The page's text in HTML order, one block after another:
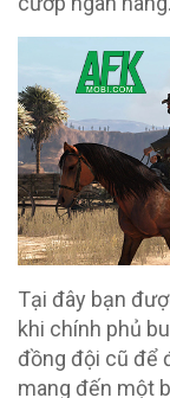
Tại đây bạn
khi chính phủ
đồng đội cũ để
mang đến một